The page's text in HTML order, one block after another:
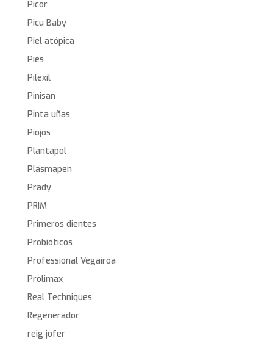
Picor
Picu Baby
Piel atópica
Pies
Pilexil
Pinisan
Pinta uñas
Piojos
Plantapol
Plasmapen
Prady
PRIM
Primeros dientes
Probioticos
Professional Vegairoa
Prolimax
Real Techniques
Regenerador
reig jofer